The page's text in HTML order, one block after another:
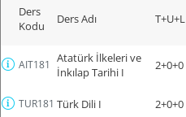
Ders
Kodu
Ders Adı T+U+L
AIT181 Atatürk İlkeleri ve
İnkılap Tarihi I
2+0+0
TUR181 Türk Dili I 2+0+0